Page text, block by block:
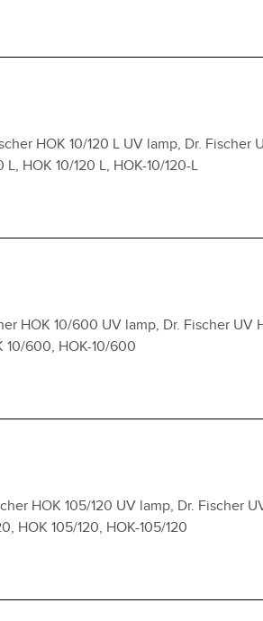
HOK 10/120 L UV lamp, Dr.
HOK 10/120 L, HOK-10/120-L
HOK 10/600 UV lamp, Dr. Fischer UV
10/600, HOK-10/600
HOK 105/120 UV lamp, Dr. Fischer
HOK 105/120, HOK-105/120